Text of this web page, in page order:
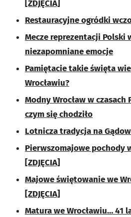
[ZDJĘCIA]
Restauracyjne ogródki
Mecze reprezentacji Polski
niezapomniane emocje
Pamiętacie takie święta
Wrocławiu?
Modny Wrocław w czasach
czym się chodziło
Lotnicza tradycja na
Pierwszomajowe pochody
[ZDJĘCIA]
Majowe świętowanie we
[ZDJĘCIA]
Matura we Wrocławiu… 41